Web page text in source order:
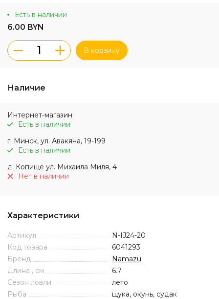
Есть в наличии
6.00 BYN
В корзину
Наличие
Интернет-магазин
Есть в наличии
г. Минск, ул. Авакяна, 19-199
Есть в наличии
д. Копище ул. Михаила Миля, 4
Нет в наличии
Характеристики
Артикул
N-IJ24-20
Код товара
6041293
Бренд
Namazu
Длина , см
6.7
Сезон ловли
лето
Рыба
щука, окунь, судак